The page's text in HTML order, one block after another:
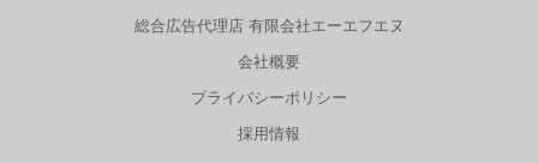
総合広告代理店 有限会社エーエフエヌ
会社概要
プライバシーポリシー
採用情報